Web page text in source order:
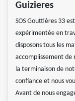
Guizieres
SOS Gouttières 33
expérimentée en
disposons tous les
accomplissement
la terminaison de
confiance et nous
Avant de nous